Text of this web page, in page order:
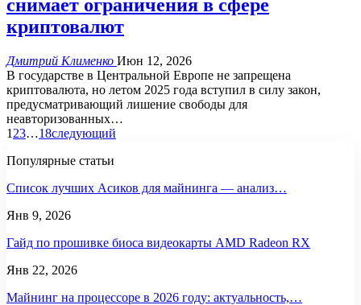
снимает ограничения в сфере
криптовалют
Дмитрий Клименко Июн 12, 2026
В государстве в Центральной Европе не запрещена
криптовалюта, но летом 2025 года вступил в силу закон,
предусматривающий лишение свободы для
неавторизованных…
1 23…18следующий
Популярные статьи
Список лучших Асиков для майнинга — анализ…
Янв 9, 2026
Гайд по прошивке биоса видеокарты AMD Radeon RX
Янв 22, 2026
Майнинг на процессоре в 2026 году: актуальность,…